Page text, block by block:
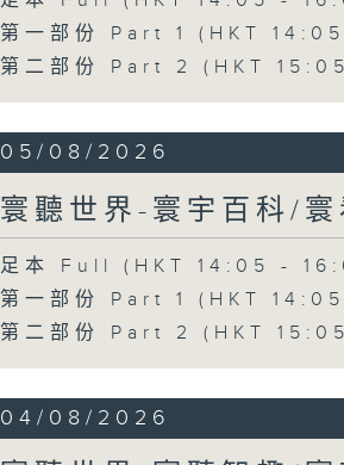
第一部份 Part 1 (HKT
第二部份 Part 2 (HKT
05/08/2026
寰聽世界-寰宇百科/寰
足本 Full (HKT 14:05 -
第一部份 Part 1 (HKT
第二部份 Part 2 (HKT
04/08/2026